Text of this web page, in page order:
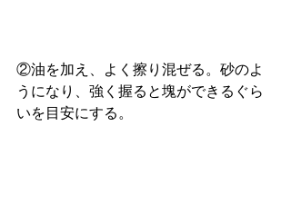
②油を加え、よく擦り混ぜる。砂のよ
うになり、強く握ると塊ができるぐら
いを目安にする。